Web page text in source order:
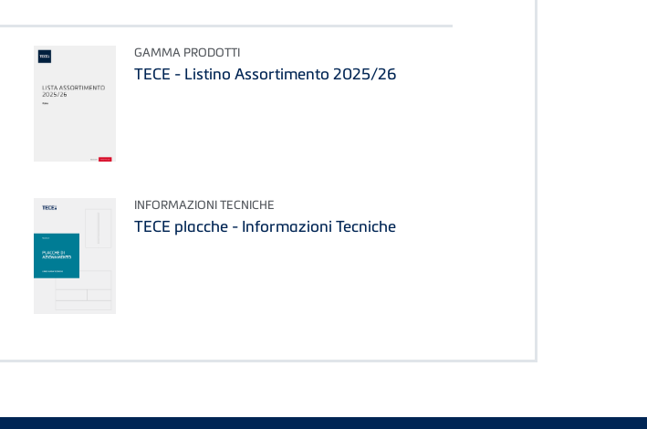
GAMMA PRODOTTI
TECE - Listino Assortimento 2025/26
INFORMAZIONI TECNICHE
TECE placche - Informazioni Tecniche